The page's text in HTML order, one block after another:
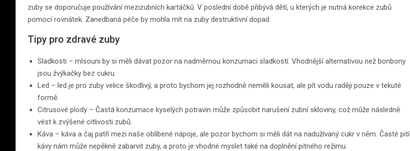
zuby se doporučuje používání mezizubních kartáčků. V poslední době přibývá dětí, u kterých je nutná korekce zubů
pomocí rovnátek. Zanedbaná péče by mohla mít na zuby destruktivní dopad.
Tipy pro zdravé zuby
Sladkosti – mlsouni by si měli dávat pozor na nadměrnou konzumaci sladkostí. Vhodnější alternativou než bonbony
jsou žvýkačky bez cukru.
Led – led je pro zuby velice škodlivý, a proto bychom jej rozhodně neměli kousat, ale pít vodu raději pouze v tekuté
formě.
Citrusové plody – Častá konzumace kyselých potravin může způsobit narušení zubní skloviny, což může následně
vést k zvýšené citlivosti zubů.
Káva – káva a čaj patří mezi naše oblíbené nápoje, ale pozor bychom si měli dát na nadužívaný cukr v něm. Časté pití
kávy nám může nepěkně zabarvit zuby, a proto je vhodné myslet také na doplnění pitného režimu.